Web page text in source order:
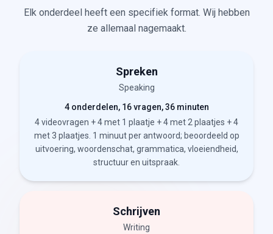
Elk onderdeel heeft een specifiek format. Wij hebben
ze allemaal nagemaakt.
Spreken
Speaking
4 onderdelen, 16 vragen, 36 minuten
4 videovragen + 4 met 1 plaatje + 4 met 2 plaatjes + 4
met 3 plaatjes. 1 minuut per antwoord; beoordeeld op
uitvoering, woordenschat, grammatica, vloeiendheid,
structuur en uitspraak.
Schrijven
Writing